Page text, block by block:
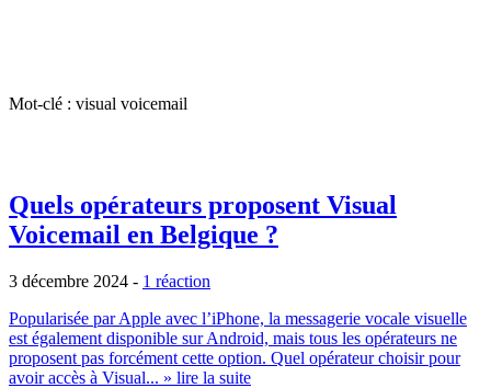
Mot-clé : visual voicemail
Quels opérateurs proposent Visual
Voicemail en Belgique ?
3 décembre 2024 - 1 réaction
Popularisée par Apple avec l’iPhone, la messagerie vocale visuelle
est également disponible sur Android, mais tous les opérateurs ne
proposent pas forcément cette option. Quel opérateur choisir pour
avoir accès à Visual... » lire la suite